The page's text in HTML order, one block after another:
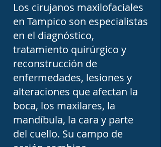
hablar o respirar, además
de alteraciones estéticas
importantes. En estos
casos, el cirujano trabaja
de manera coordinada con
el ortodoncista para
obtener un resultado
funcional y armónico.
Los cirujanos maxilofaciales
en Tampico son especialistas
en el diagnóstico,
tratamiento quirúrgico y
reconstrucción de
enfermedades, lesiones y
alteraciones que afectan la
boca, los maxilares, la
mandíbula, la cara y parte
del cuello. Su campo de